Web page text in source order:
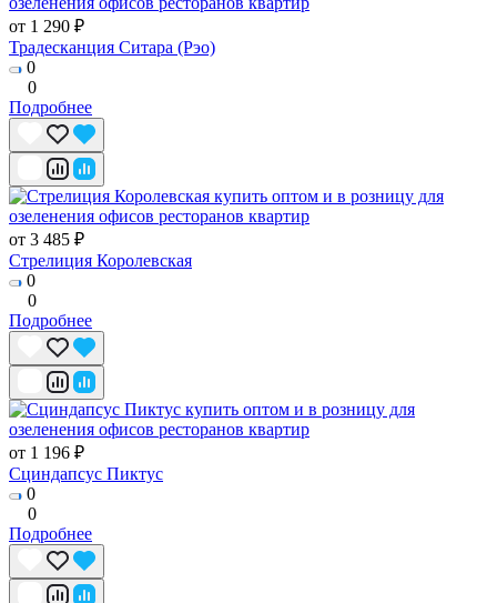
от 1 290 ₽
Традесканция Ситара (Рэо)
0
0
Подробнее
от 3 485 ₽
Стрелиция Королевская
0
0
Подробнее
от 1 196 ₽
Сциндапсус Пиктус
0
0
Подробнее